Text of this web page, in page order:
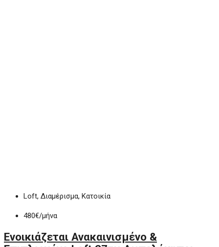
Loft, Διαμέρισμα, Κατοικία
480€/μήνα
Ενοικιάζεται Ανακαινισμένο &